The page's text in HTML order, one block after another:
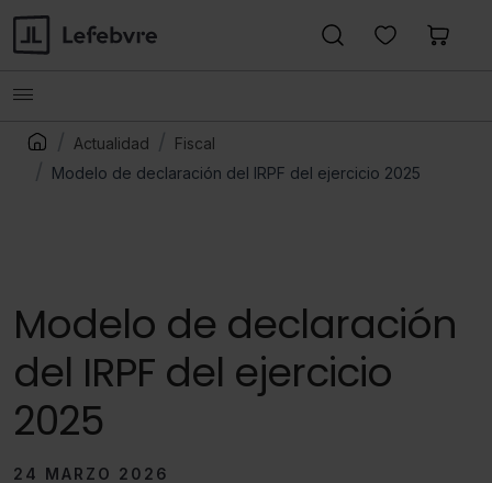
Actualidad
Fiscal
Modelo de declaración del IRPF del ejercicio 2025
Modelo de declaración
del IRPF del ejercicio
2025
24 MARZO 2026